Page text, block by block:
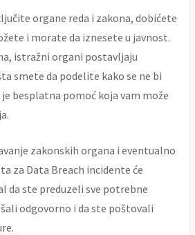
organe reda i zakona, dobićete
i morate da iznesete u javnost.
istražni organi postavljaju
smete da podelite kako se ne bi
besplatna pomoć koja vam može
zakonskih organa i eventualno
za Data Breach incidente će
da ste preduzeli sve potrebne
odgovorno i da ste poštovali